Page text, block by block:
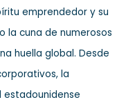
emprendedor y su
la cuna de numerosos
huella global. Desde
la
estadounidense